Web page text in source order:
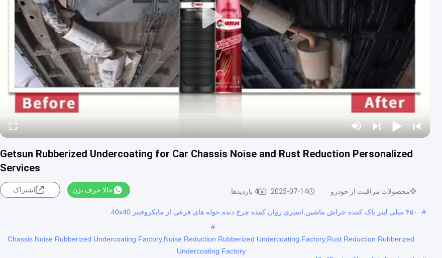
Getsun Rubberized Undercoating for Car Chassis Noise and Rust Reduction Personalized
Services
محصولات مراقبت از خودرو 2025-07-14 4 بازدیدها حالا حرف بزن اشتراک
#
۴۵۰ میلی لیتر پاک کننده خراش ماشین,اسپری روان کننده چرخ دنده,حوله های فرعی از مایکروفیبر 40x40
#
Chassis Noise Rubberized Undercoating Factory,Noise Reduction Rubberized Undercoating Factory,Rust Reduction Rubberized
Undercoating Factory